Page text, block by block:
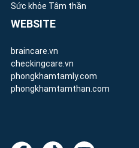
Sức khỏe Tâm thần
WEBSITE
braincare.vn
checkingcare.vn
phongkhamtamly.com
phongkhamtamthan.com